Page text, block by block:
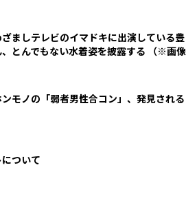
ざましテレビのイマドキに出演している豊
、とんでもない水着姿を披露する （※画像
ンモノの「弱者男性合コン」、発見される
ついて